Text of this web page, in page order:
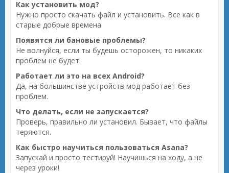
Как установить мод?
Нужно просто скачать файл и установить. Все как в
старые добрые времена.
Появятся ли бановые проблемы?
Не волнуйся, если ты будешь осторожен, то никаких
проблем не будет.
Работает ли это на всех Android?
Да, на большинстве устройств мод работает без
проблем.
Что делать, если не запускается?
Проверь, правильно ли установил. Бывает, что файлы
теряются.
Как быстро научиться пользоваться Asana?
Запускай и просто тестируй! Научишься на ходу, а не
через уроки!